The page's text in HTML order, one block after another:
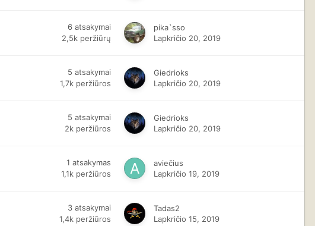
6 atsakymai
2,5k peržiūrų
pika`sso
Lapkričio 20, 2019
5 atsakymai
1,7k peržiūros
Giedrioks
Lapkričio 20, 2019
5 atsakymai
2k peržiūros
Giedrioks
Lapkričio 20, 2019
1 atsakymas
1,1k peržiūros
aviečius
Lapkričio 19, 2019
3 atsakymai
1,4k peržiūros
Tadas2
Lapkričio 15, 2019